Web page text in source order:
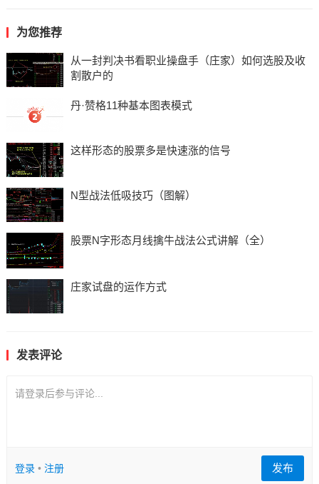
为您推荐
从一封判决书看职业操盘手（庄家）如何选股及收
割散户的
丹·赞格11种基本图表模式
这样形态的股票多是快速涨的信号
N型战法低吸技巧（图解）
股票N字形态月线擒牛战法公式讲解（全）
庄家试盘的运作方式
发表评论
请登录后参与评论...
登录• 注册 发布